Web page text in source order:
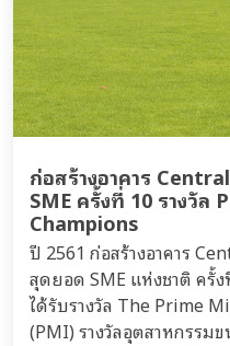
ก่อสร้างอาคาร
SME ครั้งที่ 10 รางวัล
Champions
ปี 2561 ก่อสร้างอาคาร
สุดยอด SME แห่งชาติ ครั้
ได้รับรางวัล The Prime
(PMI) รางวัลอุตสาหกรรม